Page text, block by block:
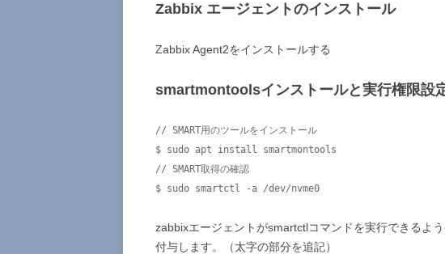
Zabbix エージェントのインストール
Zabbix Agent2をインストールする
smartmontoolsインストールと実行権限設
// SMART用のツールをインストール
$ sudo apt install smartmontools
// SMART取得の確認
$ sudo smartctl -a /dev/nvme0
zabbixエージェントがsmartctlコマンドを実行できるよ
付与します。（太字の部分を追記）